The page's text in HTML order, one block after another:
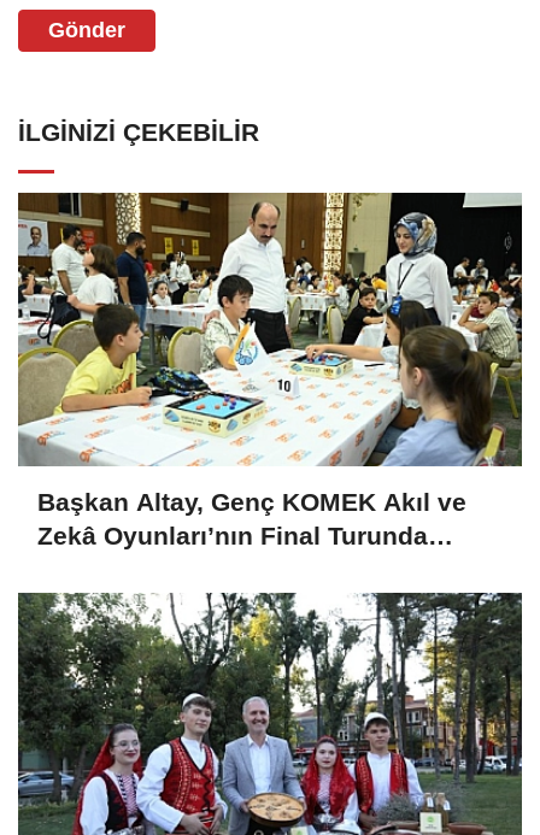
Gönder
İLGINIZI ÇEKEBILIR
Başkan Altay, Genç KOMEK Akıl ve
Zekâ Oyunları’nın Final Turunda